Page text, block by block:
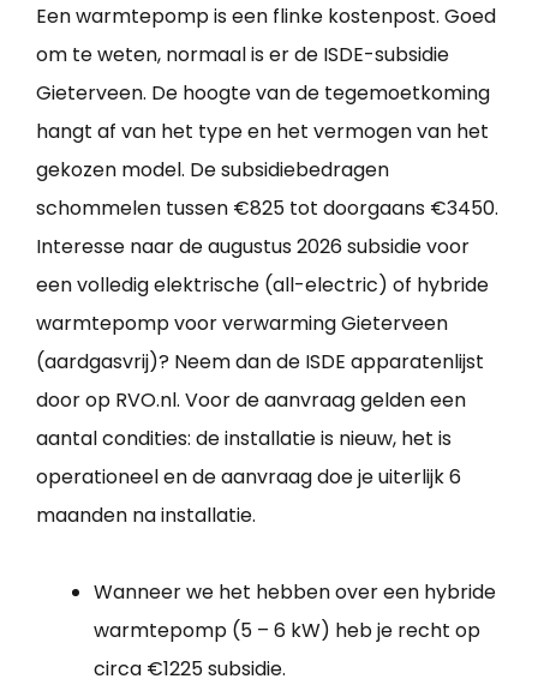
Een warmtepomp is een flinke kostenpost. Goed
om te weten, normaal is er de ISDE-subsidie
Gieterveen. De hoogte van de tegemoetkoming
hangt af van het type en het vermogen van het
gekozen model. De subsidiebedragen
schommelen tussen €825 tot doorgaans €3450.
Interesse naar de augustus 2026 subsidie voor
een volledig elektrische (all-electric) of hybride
warmtepomp voor verwarming Gieterveen
(aardgasvrij)? Neem dan de ISDE apparatenlijst
door op RVO.nl. Voor de aanvraag gelden een
aantal condities: de installatie is nieuw, het is
operationeel en de aanvraag doe je uiterlijk 6
maanden na installatie.
Wanneer we het hebben over een hybride
warmtepomp (5 – 6 kW) heb je recht op
circa €1225 subsidie.